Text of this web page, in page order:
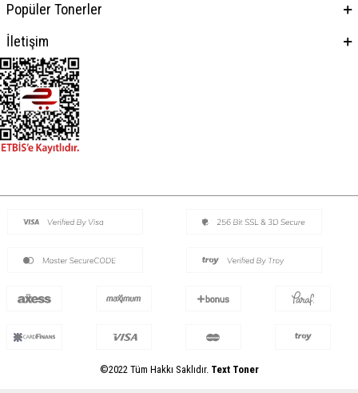
Popüler Tonerler
İletişim
©2022 Tüm Hakkı Saklıdır. Text Toner